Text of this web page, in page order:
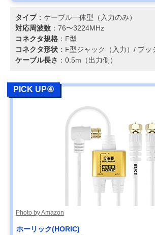
タイプ：ケーブル一体型（入力のみ）
対応周波数 ：76〜3224MHz
コネクタ規格 ：F型
コネクタ形状 ：F型ジャック（入力）/ プッ
ケーブル長さ ：0.5m（出力側）
PICK UP④
Photo by Amazon
ホーリック(HORIC)